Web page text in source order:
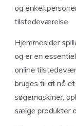
og
tilstedeværelse.
Hjemmesider
og er en
online
bruges til at nå
søgemaskiner,
sælge produkter